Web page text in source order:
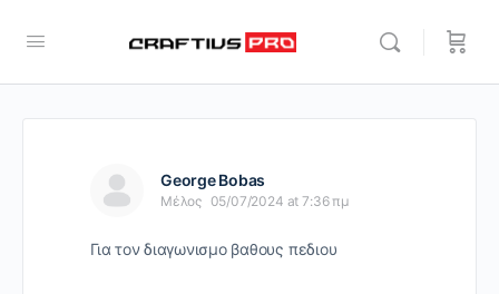
George Bobas
Μέλος 05/07/2024 at 7:36 πμ
Για τον διαγωνισμο βαθους πεδιου